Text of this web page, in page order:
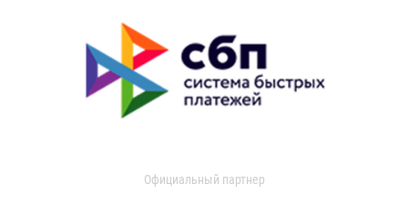
Официальный партнер